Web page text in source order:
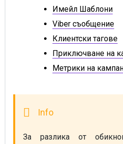
Имейл Шаблони
Viber съобщение
Клиентски тагове
Приключване на
Метрики на
За разлика от